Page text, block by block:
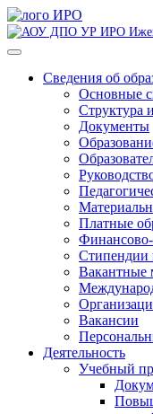
Сведения об
Основные
Структура
Документы
Платные
Финансово-
Стипендии
Вакантные
Вакансии
Деятельность
Учебный